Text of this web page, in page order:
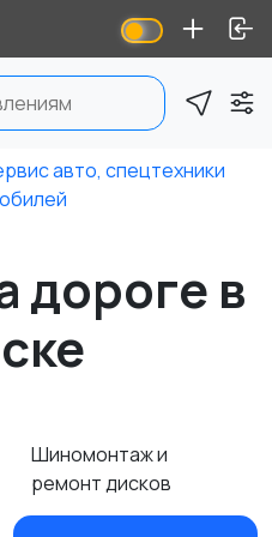
авто, спецтехники
дороге в
Шиномонтаж и
ремонт дисков